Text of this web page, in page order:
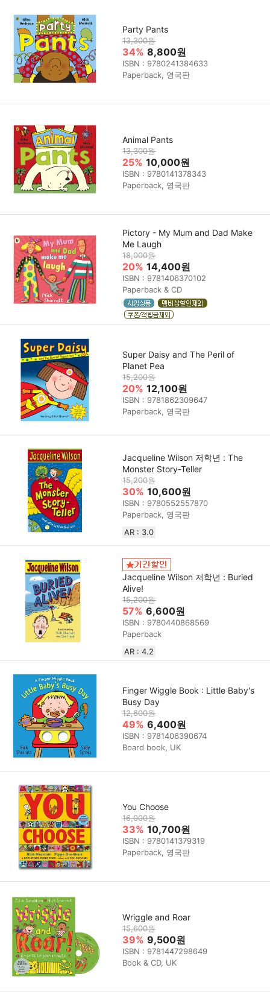
Party Pants
13,300원
34% 8,800원
ISBN : 9780241384633
Paperback, 영국판
Animal Pants
13,300원
25% 10,000원
ISBN : 9780141378343
Paperback, 영국판
Pictory - My Mum and Dad Make
Me Laugh
18,000원
20% 14,400원
ISBN : 9781406370102
Paperback & CD
Super Daisy and The Peril of
Planet Pea
15,200원
20% 12,100원
ISBN : 9781862309647
Paperback, 영국판
Jacqueline Wilson 저학년 : The
Monster Story-Teller
15,200원
30% 10,600원
ISBN : 9780552557870
Paperback, 영국판
AR : 3.0
Jacqueline Wilson 저학년 : Buried
Alive!
15,200원
57% 6,600원
ISBN : 9780440868569
Paperback
AR : 4.2
Finger Wiggle Book : Little Baby's
Busy Day
12,600원
49% 6,400원
ISBN : 9781406390674
Board book, UK
You Choose
16,000원
33% 10,700원
ISBN : 9780141379319
Paperback, 영국판
Wriggle and Roar
15,600원
39% 9,500원
ISBN : 9781447298649
Book & CD, UK